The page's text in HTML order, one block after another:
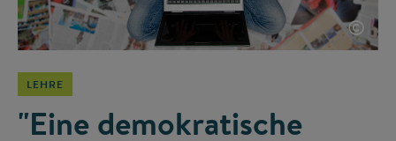
©
LEHRE
"Eine demokratische